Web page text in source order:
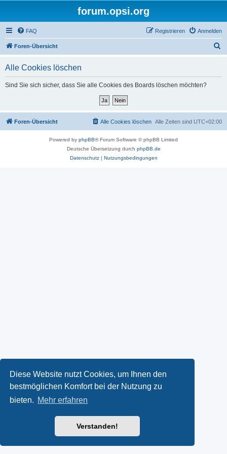
Diese Website nutzt Cookies, um Ihnen den
bestmöglichen Komfort bei der Nutzung zu
bieten. Mehr erfahren
Verstanden!
forum.opsi.org
FAQ Anmelden
Registrieren
Foren-Übersicht
Alle Cookies löschen
Sind Sie sich sicher, dass Sie alle Cookies des Boards löschen möchten?
Foren-Übersicht Alle Zeiten sind UTC+02:00
Alle Cookies löschen
Powered by phpBB® Forum Software © phpBB Limited
Deutsche Übersetzung durch phpBB.de
Datenschutz| Nutzungsbedingungen